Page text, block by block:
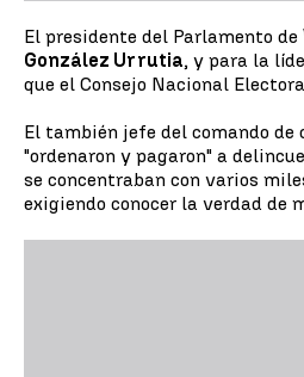
El presidente del Parlamento de
González Urrutia, y para la
que el Consejo Nacional
El también jefe del comando de
"ordenaron y pagaron" a
se concentraban con varios
exigiendo conocer la verdad de